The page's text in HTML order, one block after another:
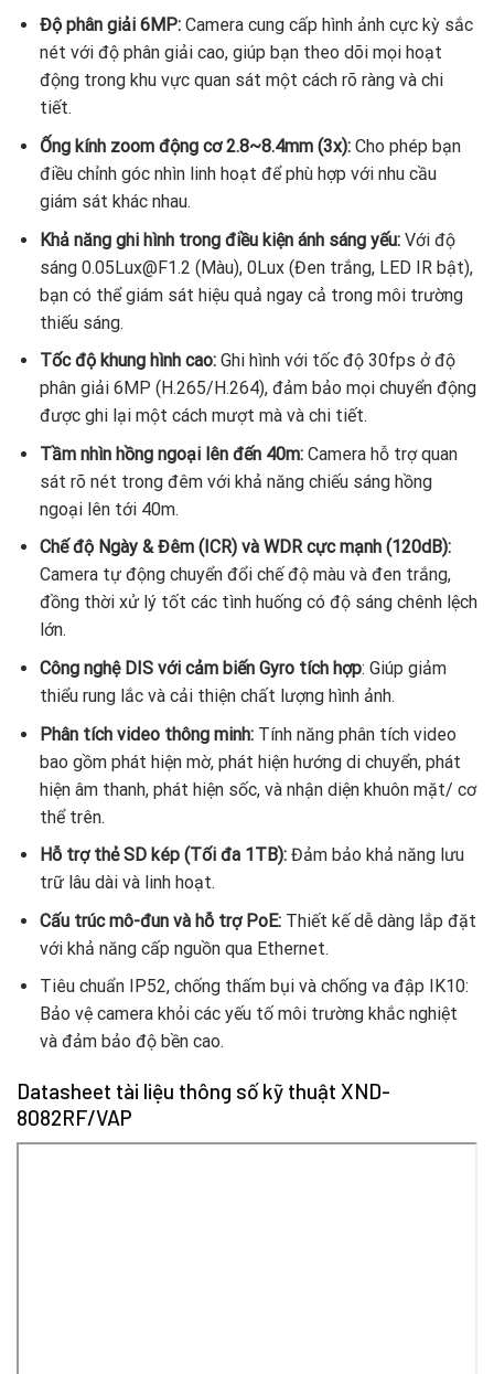
Độ phân giải 6MP:Camera cung cấp hình ảnh cực kỳ sắc
nét với độ phân giải cao, giúp bạn theo dõi mọi hoạt
động trong khu vực quan sát một cách rõ ràng và chi
tiết.
Ống kính zoom động cơ 2.8~8.4mm (3x):Cho phép bạn
điều chỉnh góc nhìn linh hoạt để phù hợp với nhu cầu
giám sát khác nhau.
Khả năng ghi hình trong điều kiện ánh sáng yếu:Với độ
sáng 0.05Lux@F1.2 (Màu), 0Lux (Đen trắng, LED IR bật),
bạn có thể giám sát hiệu quả ngay cả trong môi trường
thiếu sáng.
Tốc độ khung hình cao:Ghi hình với tốc độ 30fps ở độ
phân giải 6MP (H.265/H.264), đảm bảo mọi chuyển động
được ghi lại một cách mượt mà và chi tiết.
Tầm nhìn hồng ngoại lên đến 40m:Camera hỗ trợ quan
sát rõ nét trong đêm với khả năng chiếu sáng hồng
ngoại lên tới 40m.
Chế độ Ngày & Đêm (ICR) và WDR cực mạnh (120dB):
Camera tự động chuyển đổi chế độ màu và đen trắng,
đồng thời xử lý tốt các tình huống có độ sáng chênh lệch
lớn.
Công nghệ DIS với cảm biến Gyro tích hợp: Giúp giảm
thiểu rung lắc và cải thiện chất lượng hình ảnh.
Phân tích video thông minh:Tính năng phân tích video
bao gồm phát hiện mờ, phát hiện hướng di chuyển, phát
hiện âm thanh, phát hiện sốc, và nhận diện khuôn mặt/ cơ
thể trên.
Hỗ trợ thẻ SD kép (Tối đa 1TB):Đảm bảo khả năng lưu
trữ lâu dài và linh hoạt.
Cấu trúc mô-đun và hỗ trợ PoE:Thiết kế dễ dàng lắp đặt
với khả năng cấp nguồn qua Ethernet.
Tiêu chuẩn IP52, chống thấm bụi và chống va đập IK10:
Bảo vệ camera khỏi các yếu tố môi trường khắc nghiệt
và đảm bảo độ bền cao.
Datasheet tài liệu thông số kỹ thuật XND-
8082RF/VAP